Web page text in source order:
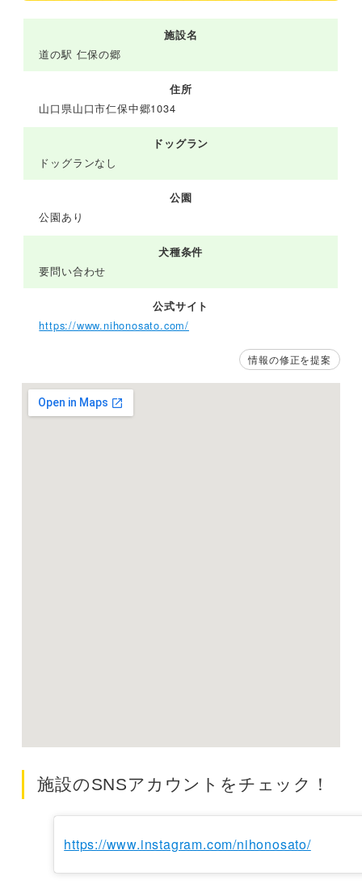
施設名
道の駅 仁保の郷
住所
山口県山口市仁保中郷1034
ドッグラン
ドッグランなし
公園
公園あり
犬種条件
要問い合わせ
公式サイト
https://www.nihonosato.com/
情報の修正を提案
施設のSNSアカウントをチェック！
https://www.instagram.com/nihonosato/